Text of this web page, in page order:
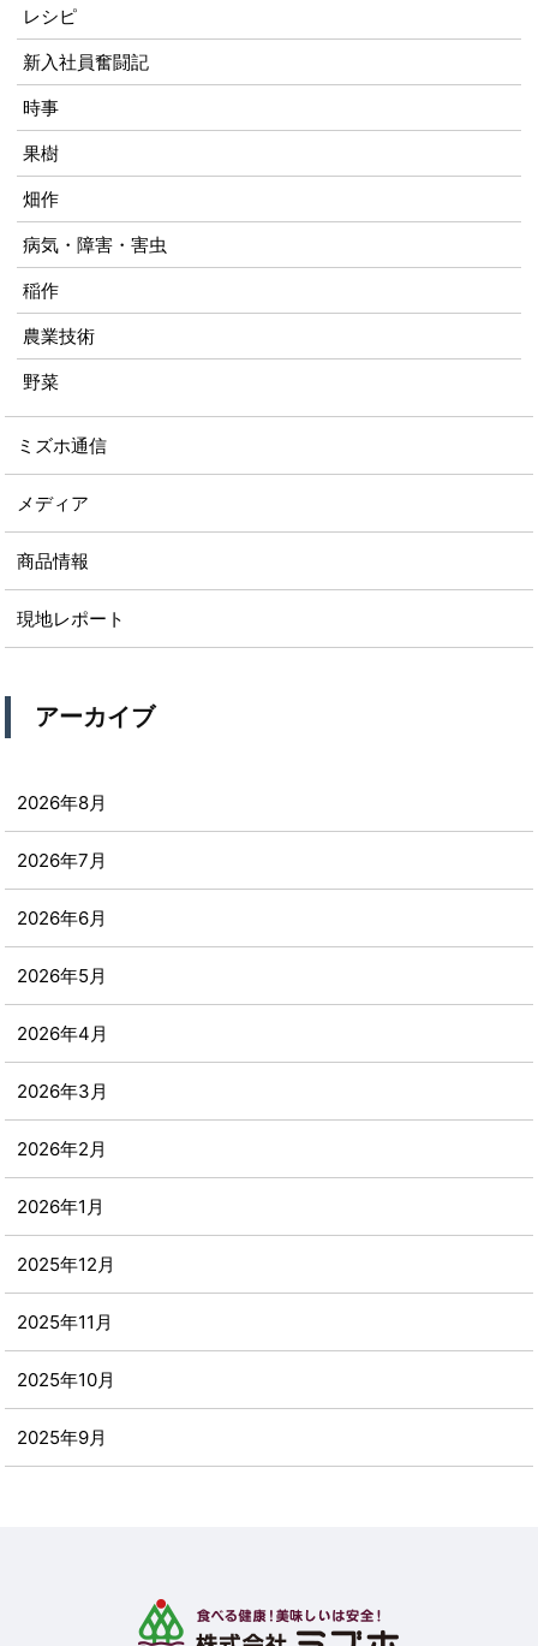
レシピ
新入社員奮闘記
時事
果樹
畑作
病気・障害・害虫
稲作
農業技術
野菜
ミズホ通信
メディア
商品情報
現地レポート
アーカイブ
2026年8月
2026年7月
2026年6月
2026年5月
2026年4月
2026年3月
2026年2月
2026年1月
2025年12月
2025年11月
2025年10月
2025年9月